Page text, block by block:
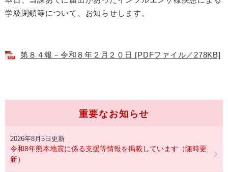
学級閉鎖等について、お知らせします。
第８４報－令和８年２月２０日 [PDFファイル／278KB]
重要なお知らせ
2026年8月5日更新
令和8年熊本地震に係る支援等情報を掲載しています（随時更
新）